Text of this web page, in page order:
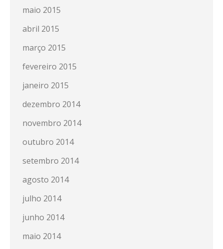
maio 2015
abril 2015
março 2015
fevereiro 2015
janeiro 2015
dezembro 2014
novembro 2014
outubro 2014
setembro 2014
agosto 2014
julho 2014
junho 2014
maio 2014